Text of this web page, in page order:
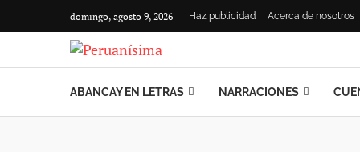
domingo, agosto 9, 2026 Haz publicidad Acerca de nosotros
ABANCAY EN LETRAS NARRACIONES